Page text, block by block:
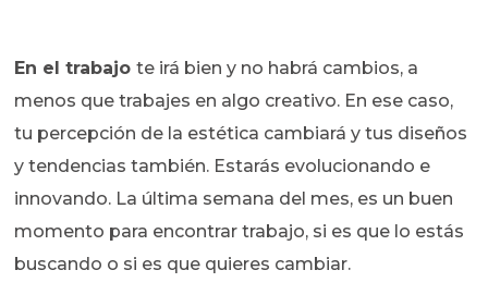
En el trabajote irá bien y no habrá cambios, a
menos que trabajes en algo creativo. En ese caso,
tu percepción de la estética cambiará y tus diseños
y tendencias también. Estarás evolucionando e
innovando. La última semana del mes, es un buen
momento para encontrar trabajo, si es que lo estás
buscando o si es que quieres cambiar.